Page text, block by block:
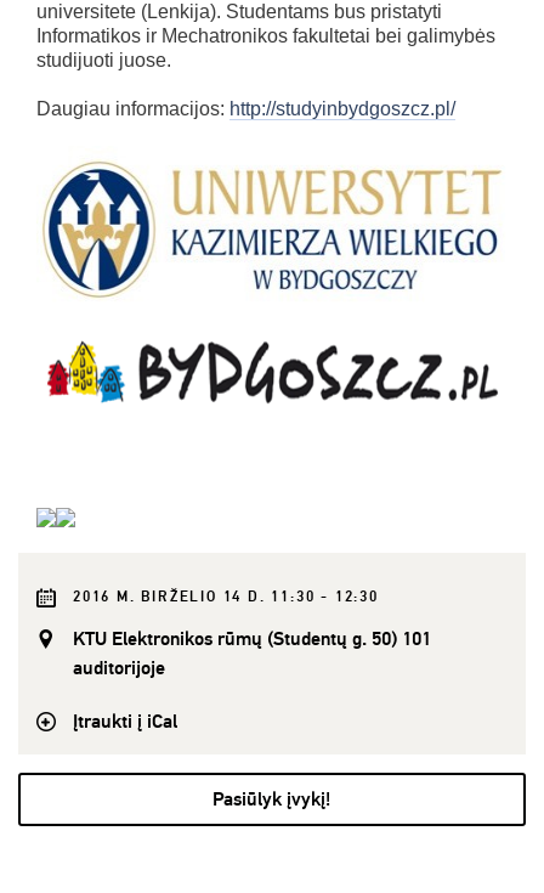
universitete (Lenkija). Studentams bus pristatyti
Informatikos ir Mechatronikos fakultetai bei galimybės
studijuoti juose.
Daugiau informacijos: http://studyinbydgoszcz.pl/
2016 M. BIRŽELIO 14 D. 11:30 - 12:30
KTU Elektronikos rūmų (Studentų g. 50) 101
auditorijoje
Įtraukti į iCal
Pasiūlyk įvykį!